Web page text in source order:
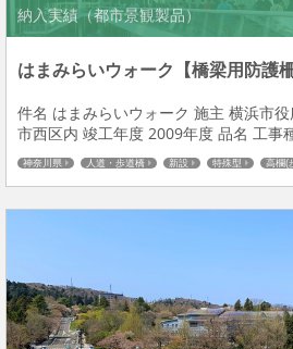
納入実績（都市景観製品）
はまみらいウォーク【橋梁用防護柵
件名 はまみらいウォーク 施主 横浜市
市西区内 竣工年度 2009年度 品名 工事
神奈川県 人道・歩道橋 新設 特殊型 高欄(